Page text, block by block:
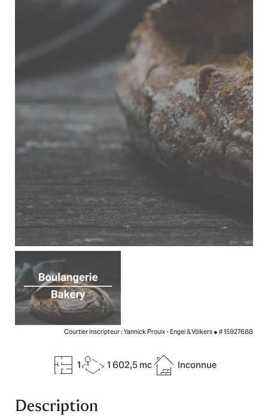
Courtier inscripteur : Yannick Proulx - Engel & Völkers ● # 15927688
1 1 602,5 mc Inconnue
Description